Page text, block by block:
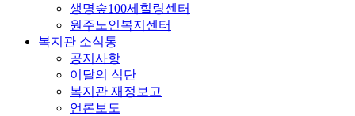
생명숲100세힐링센터
원주노인복지센터
복지관 소식통
공지사항
이달의 식단
복지관 재정보고
언론보도